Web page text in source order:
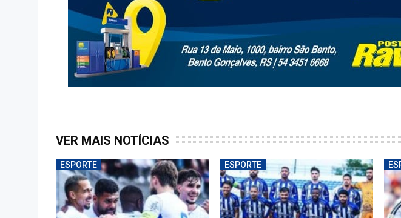
VER MAIS NOTÍCIAS
ESPORTE ESPORTE